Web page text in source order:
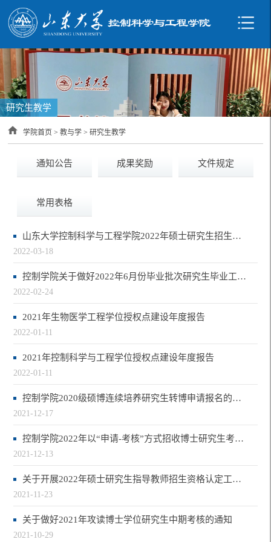
研究生教学
学院首页 >教与学 >研究生教学
通知公告 成果奖励 文件规定
常用表格
山东大学控制科学与工程学院2022年硕士研究生招生考试复试录取工作方案
2022-03-18
控制学院关于做好2022年6月份毕业批次研究生毕业工作的通知
2022-02-24
2021年生物医学工程学位授权点建设年度报告
2022-01-11
2021年控制科学与工程学位授权点建设年度报告
2022-01-11
控制学院2020级硕博连续培养研究生转博申请报名的通知
2021-12-17
控制学院2022年以“申请-考核”方式招收博士研究生考生报名时间安排的通知
2021-12-13
关于开展2022年硕士研究生指导教师招生资格认定工作的通知
2021-11-23
关于做好2021年攻读博士学位研究生中期考核的通知
2021-10-29